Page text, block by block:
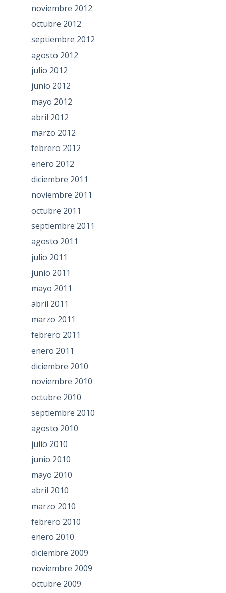
noviembre 2012
octubre 2012
septiembre 2012
agosto 2012
julio 2012
junio 2012
mayo 2012
abril 2012
marzo 2012
febrero 2012
enero 2012
diciembre 2011
noviembre 2011
octubre 2011
septiembre 2011
agosto 2011
julio 2011
junio 2011
mayo 2011
abril 2011
marzo 2011
febrero 2011
enero 2011
diciembre 2010
noviembre 2010
octubre 2010
septiembre 2010
agosto 2010
julio 2010
junio 2010
mayo 2010
abril 2010
marzo 2010
febrero 2010
enero 2010
diciembre 2009
noviembre 2009
octubre 2009